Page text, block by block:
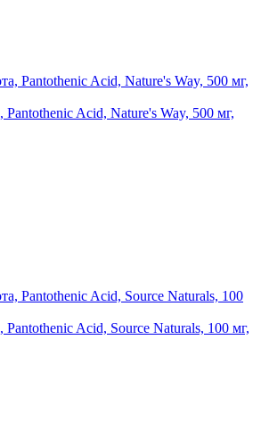
Pantothenic Acid, Nature's Way, 500 мг,
Pantothenic Acid, Source Naturals, 100 мг,